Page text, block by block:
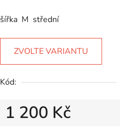
šířka M střední
ZVOLTE VARIANTU
Kód:
1 200 Kč